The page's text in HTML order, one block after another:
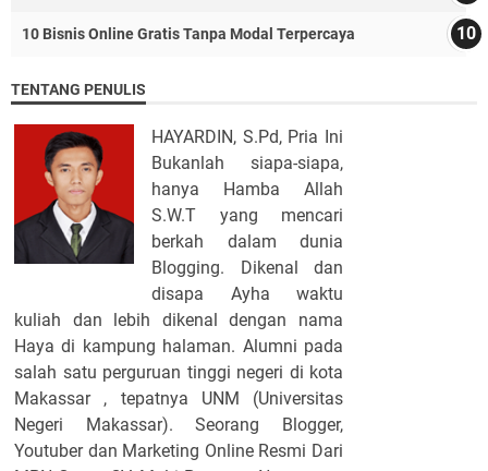
10 Bisnis Online Gratis Tanpa Modal Terpercaya
TENTANG PENULIS
HAYARDIN, S.Pd, Pria Ini
Bukanlah siapa-siapa,
hanya Hamba Allah
S.W.T yang mencari
berkah dalam dunia
Blogging. Dikenal dan
disapa Ayha waktu
kuliah dan lebih dikenal dengan nama
Haya di kampung halaman. Alumni pada
salah satu perguruan tinggi negeri di kota
Makassar , tepatnya UNM (Universitas
Negeri Makassar). Seorang Blogger,
Youtuber dan Marketing Online Resmi Dari